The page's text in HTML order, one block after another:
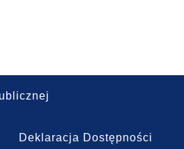
Deklaracja Dostępności